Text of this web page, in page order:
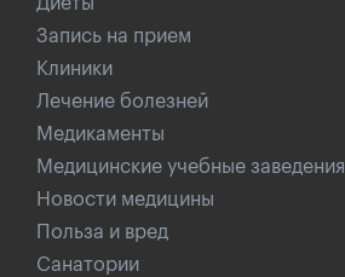
Запись на прием
Клиники
Лечение болезней
Медикаменты
Медицинские учебные заведения
Новости медицины
Польза и вред
Санатории